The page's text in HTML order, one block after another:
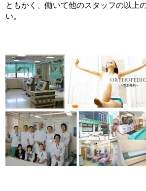
ともかく、働いて他のスタッフの以上
い。